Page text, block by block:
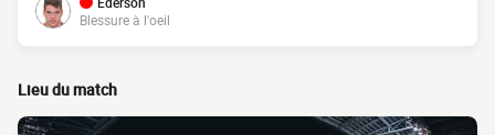
Blessure à l'oeil
Lieu du match